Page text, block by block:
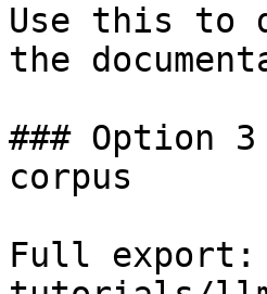
Use this to
the
### Option
corpus
Full export: